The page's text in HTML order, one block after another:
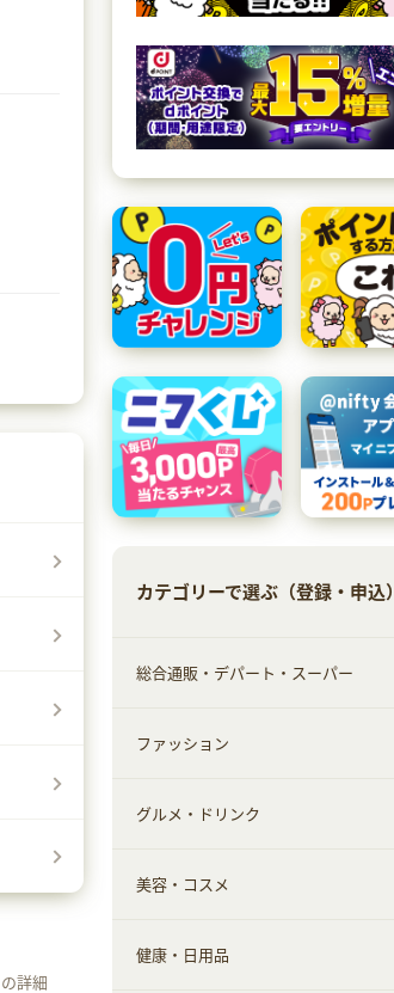
詳細
カテゴリーで選ぶ（登録・申込）
総合通販・デパート・スーパー
すべて見る
総合通販
ファッション
すべて見る
ファッション
インナー・下着
グルメ・ドリンク
すべて見る
グルメ
美容・コスメ
すべて見る
健康・日用品